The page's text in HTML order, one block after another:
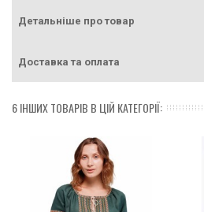
Детальніше про товар
Доставка та оплата
6 ІНШИХ ТОВАРІВ В ЦІЙ КАТЕГОРІЇ: